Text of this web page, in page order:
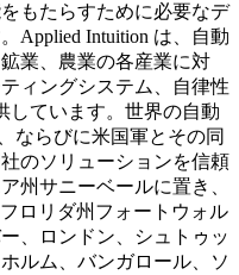
もたらすために必要なデ
Applied Intuition は、自動
業、農業の各産業に対
ィングシステム、自律性
しています。世界の自動
ならびに米国軍とその同
のソリューションを信頼
州サニーベールに置き、
ロリダ州フォートウォル
、ロンドン、シュトゥッ
ルム、バンガロール、ソ